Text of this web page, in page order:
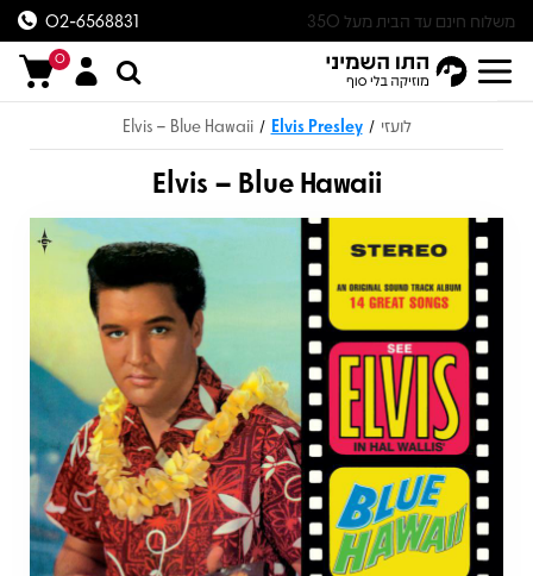
משלוח חינם עד הבית מעל 350
ש״ח
02-6568831
0
לועזי /
Elvis Presley
/
Elvis – Blue Hawaii
Elvis – Blue Hawaii